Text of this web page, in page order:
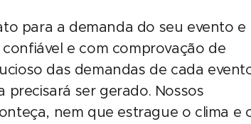
para a demanda do seu evento e
e com comprovação de
das demandas de cada
ser gerado. Nossos
nem que estrague o clima e